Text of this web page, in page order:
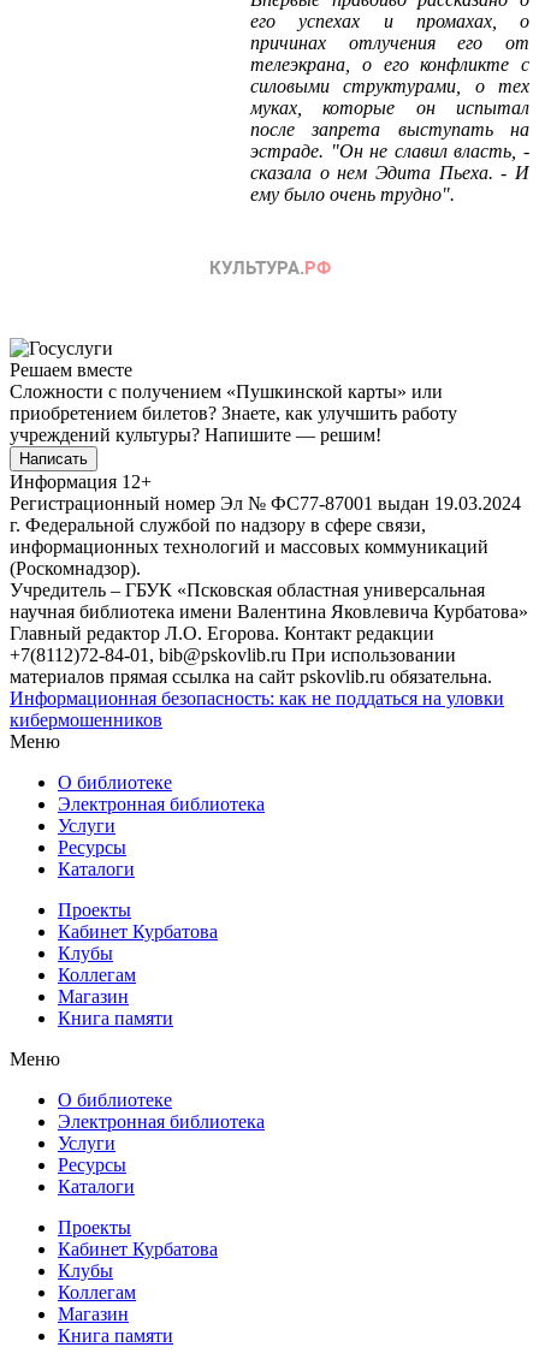
его успехах и промахах, о
причинах отлучения его от
телеэкрана, о его конфликте с
силовыми структурами, о тех
муках, которые он испытал
после запрета выступать на
эстраде. "Он не славил власть, -
сказала о нем Эдита Пьеха. - И
ему было очень трудно".
Решаем вместе
Сложности с получением «Пушкинской карты» или
приобретением билетов? Знаете, как улучшить работу
учреждений культуры? Напишите — решим!
Написать
Информация 12+
Регистрационный номер Эл № ФС77-87001 выдан 19.03.2024
г. Федеральной службой по надзору в сфере связи,
информационных технологий и массовых коммуникаций
(Роскомнадзор).
Учредитель – ГБУК «Псковская областная универсальная
научная библиотека имени Валентина Яковлевича Курбатова»
Главный редактор Л.О. Егорова. Контакт редакции
+7(8112)72-84-01, bib@pskovlib.ru При использовании
материалов прямая ссылка на сайт pskovlib.ru обязательна.
Информационная безопасность: как не поддаться на уловки
кибермошенников
Меню
О библиотеке
Электронная библиотека
Услуги
Ресурсы
Каталоги
Проекты
Кабинет Курбатова
Клубы
Коллегам
Магазин
Книга памяти
Меню
О библиотеке
Электронная библиотека
Услуги
Ресурсы
Каталоги
Проекты
Кабинет Курбатова
Клубы
Коллегам
Магазин
Книга памяти